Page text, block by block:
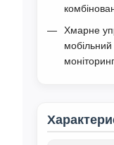
Хмарне